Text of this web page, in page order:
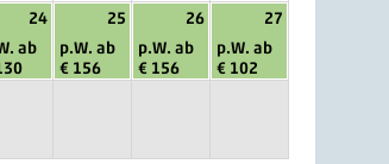
24
ab
25
p.W. ab
€ 156
26
p.W. ab
€ 156
27
p.W. ab
€ 102